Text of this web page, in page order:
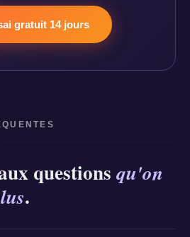
gratuit 14 jours
questions qu'on
.